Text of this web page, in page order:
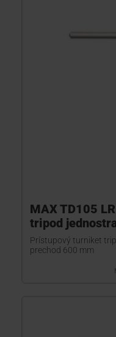
MAX TD105
tripod
Prístupový turniket
prechod 600 mm